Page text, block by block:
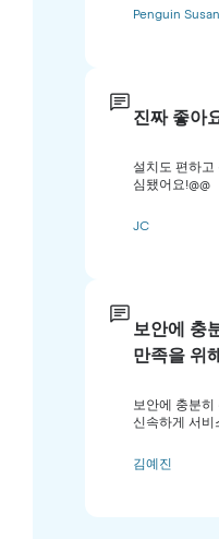
Penguin Susan
진짜 좋아
설치도 편하고
심됐어요!@@
JC
보안에 충
만족을 위
보안에 충분히
신속하게 서비
김예진